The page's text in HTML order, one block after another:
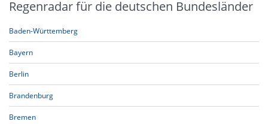
Regenradar für die deutschen Bundesländer
Baden-Württemberg
Bayern
Berlin
Brandenburg
Bremen